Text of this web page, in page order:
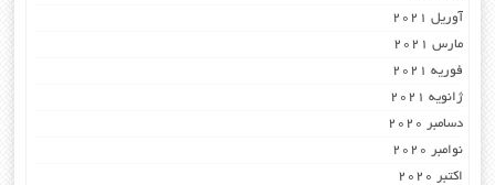
آوریل 2021
مارس 2021
فوریه 2021
ژانویه 2021
دسامبر 2020
نوامبر 2020
اکتبر 2020